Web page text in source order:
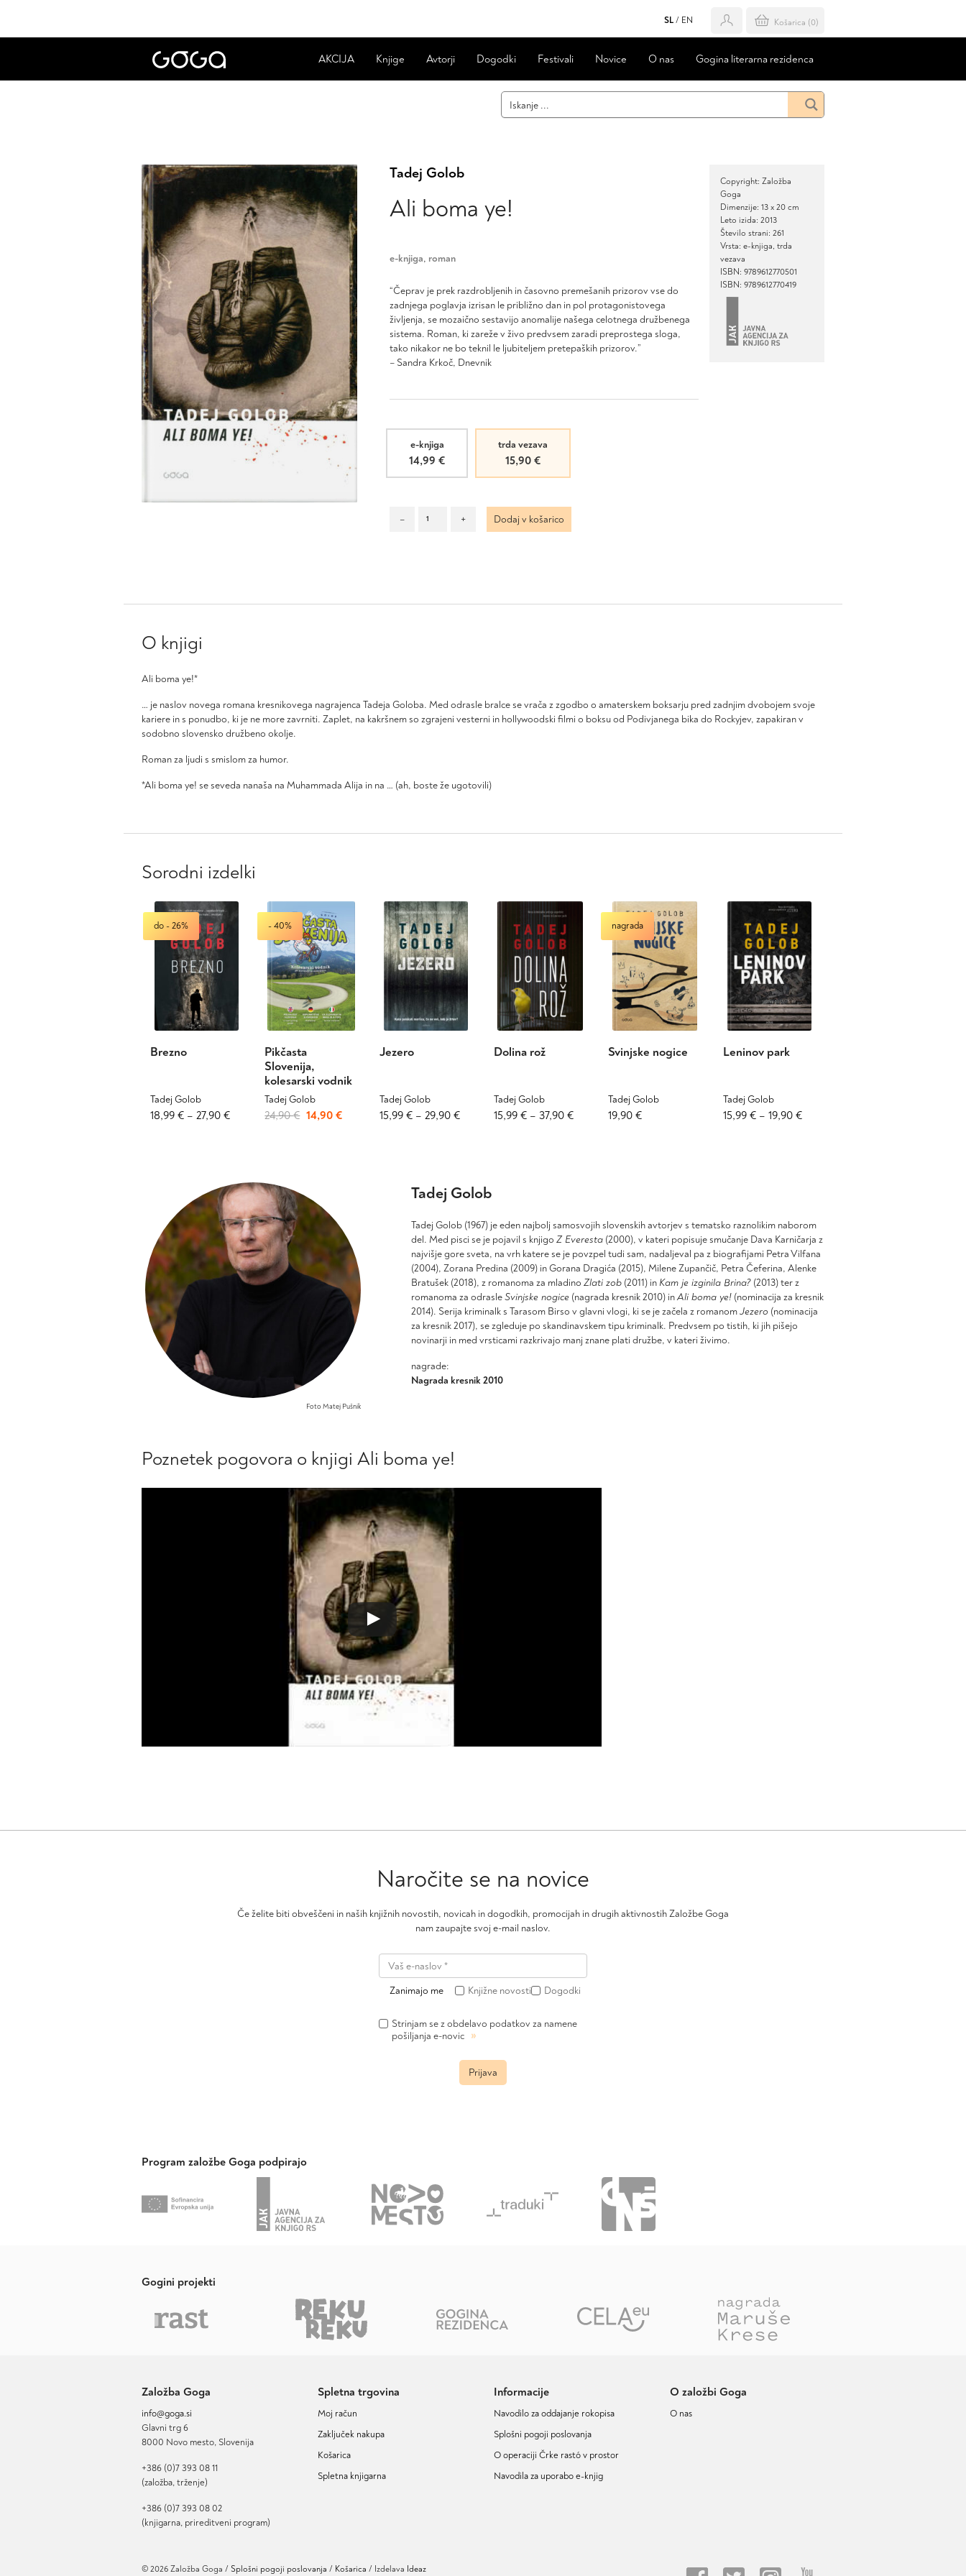
SL / EN Košarica (0)
AKCIJA Knjige Avtorji Dogodki Festivali Novice O nas Gogina literarna rezidenca
Tadej Golob
Ali boma ye!
e-knjiga, roman
“Čeprav je prek razdrobljenih in časovno premešanih prizorov vse do
zadnjega poglavja izrisan le približno dan in pol protagonistovega
življenja, se mozaično sestavijo anomalije našega celotnega družbenega
sistema. Roman, ki zareže v živo predvsem zaradi preprostega sloga,
tako nikakor ne bo teknil le ljubiteljem pretepaških prizorov.”
– Sandra Krkoč, Dnevnik
e-knjiga
14,99 €
trda vezava
15,90 €
– + Dodaj v košarico
Copyright: Založba
Goga
Dimenzije: 13 x 20 cm
Leto izida: 2013
Število strani: 261
Vrsta: e-knjiga, trda
vezava
ISBN: 9789612770501
ISBN: 9789612770419
O knjigi
Ali boma ye!*
… je naslov novega romana kresnikovega nagrajenca Tadeja Goloba. Med odrasle bralce se vrača z zgodbo o amaterskem boksarju pred zadnjim dvobojem svoje
kariere in s ponudbo, ki je ne more zavrniti. Zaplet, na kakršnem so zgrajeni vesterni in hollywoodski filmi o boksu od Podivjanega bika do Rockyjev, zapakiran v
sodobno slovensko družbeno okolje.
Roman za ljudi s smislom za humor.
*Ali boma ye! se seveda nanaša na Muhammada Alija in na … (ah, boste že ugotovili)
Sorodni izdelki
do - 26%
Brezno
Tadej Golob
18,99 € – 27,90 €Cenovni
do
27,90 €
Ta
Možnosti
lahko
izberete
na
strani
izdelka
- 40%
Pikčasta
Slovenija,
kolesarski vodnik
Tadej Golob
24,90€ Izvirna
14,90€Trenutna
Ta
na
strani
izdelka
Jezero
Tadej Golob
15,99 € – 29,90 €Cenovni
do
29,90 €
Ta
Možnosti
izberete
na
strani
izdelka
Dolina rož
Tadej Golob
15,99 € – 37,90 €Cenovni
Ta
izberete
izdelka
nagrada
Svinjske nogice
Tadej Golob
19,90€
Leninov park
Tadej Golob
15,99 € – 19,90 €Cenovni
Ta
na
strani
izdelka
Foto Matej Pušnik
Tadej Golob
Tadej Golob (1967) je eden najbolj samosvojih slovenskih avtorjev s tematsko raznolikim naborom
del. Med pisci se je pojavil s knjigo Z Everesta (2000), v kateri popisuje smučanje Dava Karničarja z
najvišje gore sveta, na vrh katere se je povzpel tudi sam, nadaljeval pa z biografijami Petra Vilfana
(2004), Zorana Predina (2009) in Gorana Dragića (2015), Milene Zupančič, Petra Čeferina, Alenke
Bratušek (2018), z romanoma za mladino Zlati zob (2011) in Kam je izginila Brina? (2013) ter z
romanoma za odrasleSvinjske nogice (nagrada kresnik 2010) inAli boma ye! (nominacija za kresnik
2014). Serija kriminalk s Tarasom Birso v glavni vlogi, ki se je začela z romanomJezero (nominacija
za kresnik 2017), se zgleduje po skandinavskem tipu kriminalk. Predvsem po tistih, ki jih pišejo
novinarji in med vrsticami razkrivajo manj znane plati družbe, v kateri živimo.
nagrade:
Nagrada kresnik 2010
Poznetek pogovora o knjigi Ali boma ye!
Naročite se na novice
Če želite biti obveščeni in naših knjižnih novostih, novicah in dogodkih, promocijah in drugih aktivnostih Založbe Goga
nam zaupajte svoj e-mail naslov.
Zanimajo me Knjižne novosti Dogodki
Strinjam se z obdelavo podatkov za namene
pošiljanja e-novic »
Prijava
Program založbe Goga podpirajo
Gogini projekti
Založba Goga
info@goga.si
Glavni trg 6
8000 Novo mesto, Slovenija
+386 (0)7 393 08 11
(založba, trženje)
+386 (0)7 393 08 02
(knjigarna, prireditveni program)
Spletna trgovina
Moj račun
Zaključek nakupa
Košarica
Spletna knjigarna
Informacije
Navodilo za oddajanje rokopisa
Splošni pogoji poslovanja
O operaciji Črke rastó v prostor
Navodila za uporabo e-knjig
O založbi Goga
O nas
© 2026 Založba Goga / Splošni pogoji poslovanja Košarica / Izdelava Ideaz